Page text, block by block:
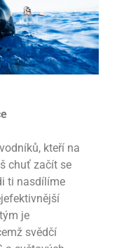
kteří na
chuť začít se
ti nasdílíme
je
svědčí